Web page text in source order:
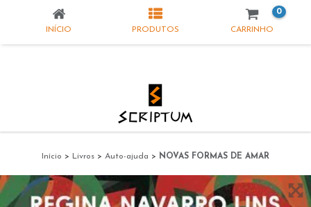
INÍCIO PRODUTOS CARRINHO
0
Início > Livros > Auto-ajuda > NOVAS FORMAS DE AMAR